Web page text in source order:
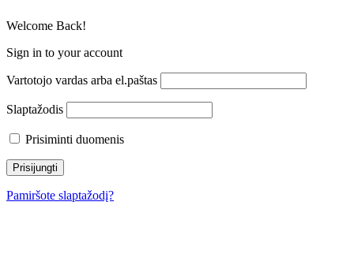
Welcome Back!
Sign in to your account
Vartotojo vardas arba el.paštas
Slaptažodis
Prisiminti duomenis
Pamiršote slaptažodį?